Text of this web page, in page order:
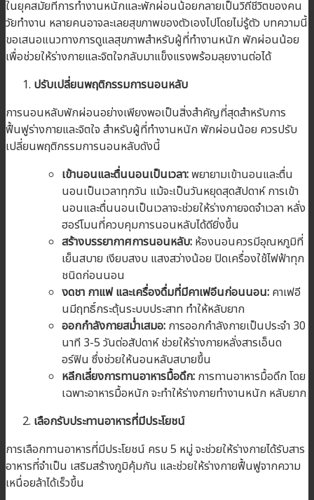
ในยุคสมัยที่การทำงานหนักและพักผ่อนน้อยกลายเป็นวิถีชีวิตของคน
วัยทำงาน หลายคนอาจละเลยสุขภาพของตัวเองไปโดยไม่รู้ตัว บทความนี้
ขอเสนอแนวทางการดูแลสุขภาพสำหรับผู้ที่ทำงานหนัก พักผ่อนน้อย
เพื่อช่วยให้ร่างกายและจิตใจกลับมาแข็งแรงพร้อมลุยงานต่อได้
ปรับเปลี่ยนพฤติกรรมการนอนหลับ
การนอนหลับพักผ่อนอย่างเพียงพอเป็นสิ่งสำคัญที่สุดสำหรับการ
ฟื้นฟูร่างกายและจิตใจ สำหรับผู้ที่ทำงานหนัก พักผ่อนน้อย ควรปรับ
เปลี่ยนพฤติกรรมการนอนหลับดังนี้
เข้านอนและตื่นนอนเป็นเวลา:พยายามเข้านอนและตื่น
นอนเป็นเวลาทุกวัน แม้จะเป็นวันหยุดสุดสัปดาห์ การเข้า
นอนและตื่นนอนเป็นเวลาจะช่วยให้ร่างกายจดจำเวลา หลั่ง
ฮอร์โมนที่ควบคุมการนอนหลับได้ดียิ่งขึ้น
สร้างบรรยากาศการนอนหลับ: ห้องนอนควรมีอุณหภูมิที่
เย็นสบาย เงียบสงบ แสงสว่างน้อย ปิดเครื่องใช้ไฟฟ้าทุก
ชนิดก่อนนอน
งดชา กาแฟ และเครื่องดื่มที่มีคาเฟอีนก่อนนอน: คาเฟอี
นมีฤทธิ์กระตุ้นระบบประสาท ทำให้หลับยาก
ออกกำลังกายสม่ำเสมอ: การออกกำลังกายเป็นประจำ 30
นาที 3-5 วันต่อสัปดาห์ ช่วยให้ร่างกายหลั่งสารเอ็นด
อร์ฟิน ซึ่งช่วยให้นอนหลับสบายขึ้น
หลีกเลี่ยงการทานอาหารมื้อดึก: การทานอาหารมื้อดึก โดย
เฉพาะอาหารมื้อหนัก จะทำให้ร่างกายทำงานหนัก หลับยาก
เลือกรับประทานอาหารที่มีประโยชน์
การเลือกทานอาหารที่มีประโยชน์ ครบ 5 หมู่ จะช่วยให้ร่างกายได้รับสาร
อาหารที่จำเป็น เสริมสร้างภูมิคุ้มกัน และช่วยให้ร่างกายฟื้นฟูจากความ
เหนื่อยล้าได้เร็วขึ้น